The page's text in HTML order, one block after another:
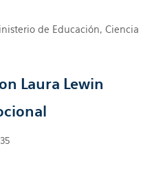
de Educación, Ciencia
Laura Lewin